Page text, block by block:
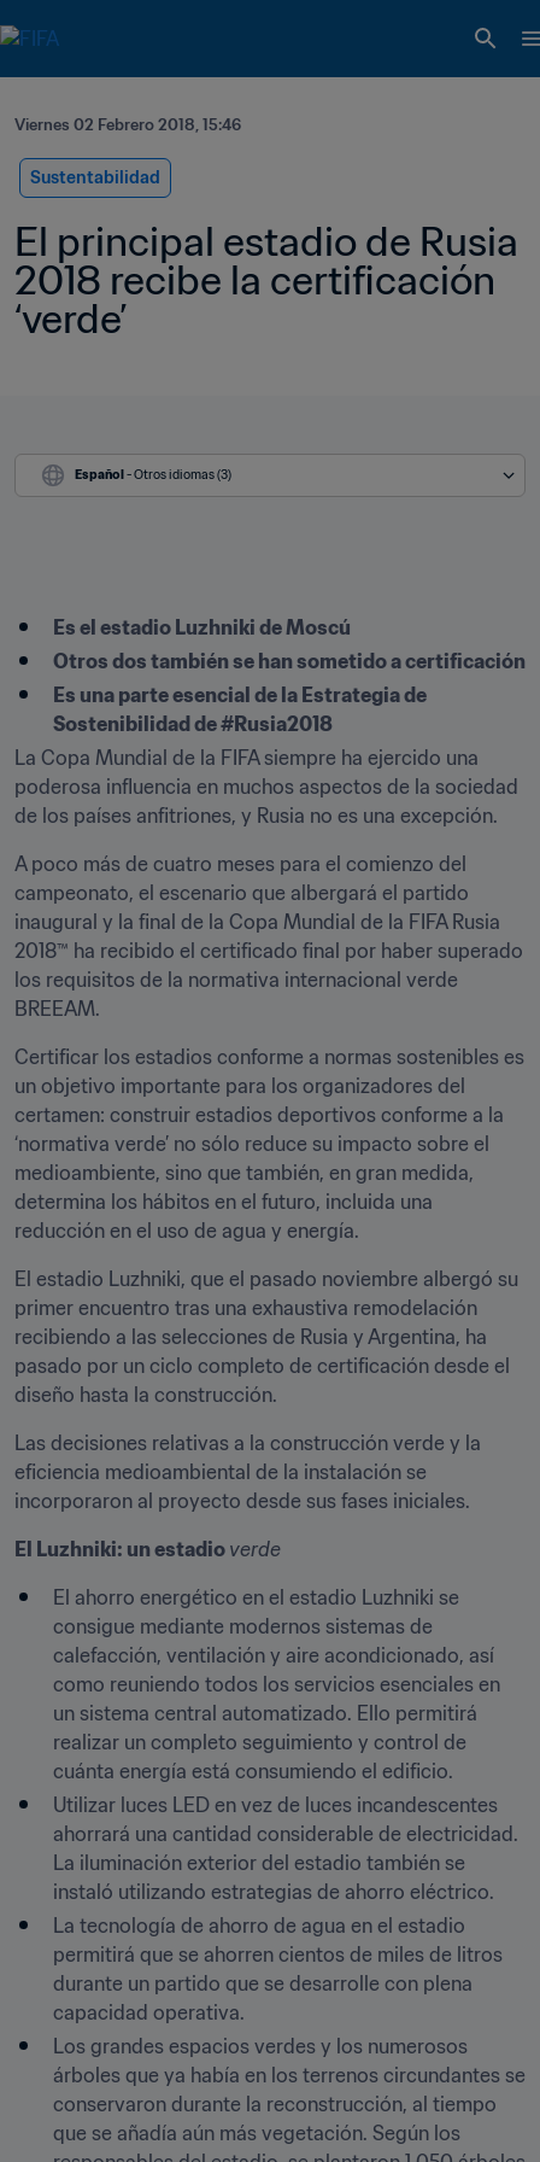
Viernes 02 Febrero 2018, 15:46
Sustentabilidad
El principal estadio de Rusia
2018 recibe la certificación
‘verde’
Español - Otros idiomas (3)
Es el estadio Luzhniki de Moscú
Otros dos también se han sometido a certificación
Es una parte esencial de la Estrategia de
Sostenibilidad de #Rusia2018
La Copa Mundial de la FIFA siempre ha ejercido una
poderosa influencia en muchos aspectos de la sociedad
de los países anfitriones, y Rusia no es una excepción.
A poco más de cuatro meses para el comienzo del
campeonato, el escenario que albergará el partido
inaugural y la final de la Copa Mundial de la FIFA Rusia
2018™ ha recibido el certificado final por haber superado
los requisitos de la normativa internacional verde
BREEAM.
Certificar los estadios conforme a normas sostenibles es
un objetivo importante para los organizadores del
certamen: construir estadios deportivos conforme a la
‘normativa verde’ no sólo reduce su impacto sobre el
medioambiente, sino que también, en gran medida,
determina los hábitos en el futuro, incluida una
reducción en el uso de agua y energía.
El estadio Luzhniki, que el pasado noviembre albergó su
primer encuentro tras una exhaustiva remodelación
recibiendo a las selecciones de Rusia y Argentina, ha
pasado por un ciclo completo de certificación desde el
diseño hasta la construcción.
Las decisiones relativas a la construcción verde y la
eficiencia medioambiental de la instalación se
incorporaron al proyecto desde sus fases iniciales.
El Luzhniki: un estadio verde
El ahorro energético en el estadio Luzhniki se
consigue mediante modernos sistemas de
calefacción, ventilación y aire acondicionado, así
como reuniendo todos los servicios esenciales en
un sistema central automatizado. Ello permitirá
realizar un completo seguimiento y control de
cuánta energía está consumiendo el edificio.
Utilizar luces LED en vez de luces incandescentes
ahorrará una cantidad considerable de electricidad.
La iluminación exterior del estadio también se
instaló utilizando estrategias de ahorro eléctrico.
La tecnología de ahorro de agua en el estadio
permitirá que se ahorren cientos de miles de litros
durante un partido que se desarrolle con plena
capacidad operativa.
Los grandes espacios verdes y los numerosos
árboles que ya había en los terrenos circundantes se
conservaron durante la reconstrucción, al tiempo
que se añadía aún más vegetación. Según los